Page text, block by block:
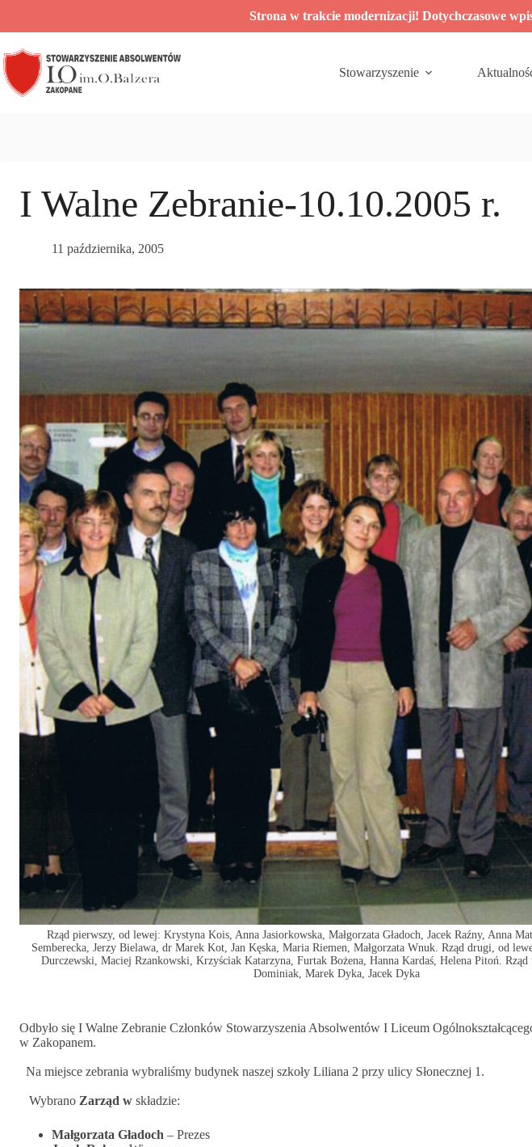
treści
Strona w trakcie modernizacji! Dotychczasowe
Stowarzyszenie
I Walne Zebranie-10.10.2005 r.
11 października, 2005
Rząd pierwszy, od lewej: Krystyna Kois, Anna Jasiorkowska, Małgorzata Gładoch, Jacek Raźny, Anna
Semberecka, Jerzy Bielawa, dr Marek Kot, Jan Kęska, Maria Riemen, Małgorzata Wnuk. Rząd drugi, od
Durczewski, Maciej Rzankowski, Krzyściak Katarzyna, Furtak Bożena, Hanna Kardaś, Helena Pitoń.
Dominiak, Marek Dyka, Jacek Dyka
Odbyło się I Walne Zebranie Członków Stowarzyszenia Absolwentów I Liceum
w Zakopanem.
Na miejsce zebrania wybraliśmy budynek naszej szkoły Liliana 2 przy ulicy Słonecznej 1.
Wybrano Zarząd w składzie:
Małgorzata Gładoch – Prezes